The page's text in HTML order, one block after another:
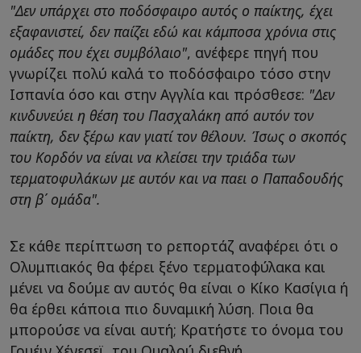
"Δεν υπάρχει στο ποδόσφαιρο αυτός ο παίκτης, έχει
εξαφανιστεί, δεν παίζει εδώ και κάμποσα χρόνια στις
ομάδες που έχει συμβόλαιο", ανέφερε πηγή που
γνωρίζει πολύ καλά το ποδόσφαιρο τόσο στην
Ισπανία όσο και στην Αγγλία και πρόσθεσε: "Δεν
κινδυνεύει η θέση του Πασχαλάκη από αυτόν τον
παίκτη, δεν ξέρω καν γιατί τον θέλουν. Ίσως ο σκοπός
του Κορδόν να είναι να κλείσει την τριάδα των
τερματοφυλάκων με αυτόν και να παει ο Παπαδουδής
στη β΄ ομάδα".
Σε κάθε περίπτωση το ρεπορτάζ αναφέρει ότι ο
Ολυμπιακός θα φέρει ξένο τερματοφύλακα και
μένει να δούμε αν αυτός θα είναι ο Κίκο Κασίγια ή
θα έρθει κάποια πιο δυναμική λύση. Ποια θα
μπορούσε να είναι αυτή; Κρατήστε το όνομα του